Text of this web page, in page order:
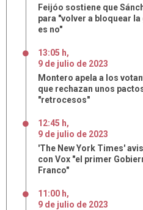
Feijóo sostiene que
para "volver a bloquear
es no"
13:05 h,
9 de julio de 2023
Montero apela a los
que rechazan unos
"retrocesos"
12:45 h,
9 de julio de 2023
'The New York Times'
con Vox "el primer
Franco"
11:00 h,
9 de julio de 2023